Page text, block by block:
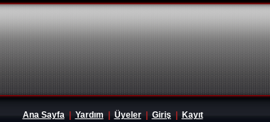
Ana Sayfa| Yardım Üyeler| Giriş| Kayıt